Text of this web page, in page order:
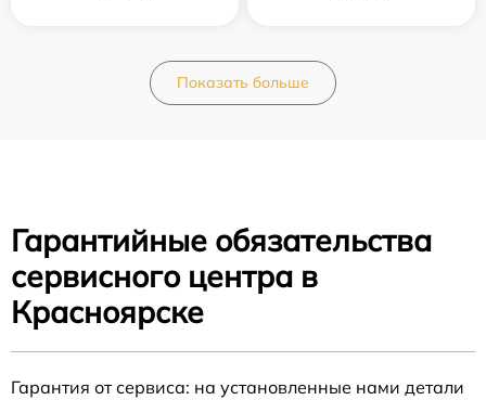
Показать больше
Гарантийные обязательства
сервисного центра в
Красноярске
Гарантия от сервиса: на установленные нами детали